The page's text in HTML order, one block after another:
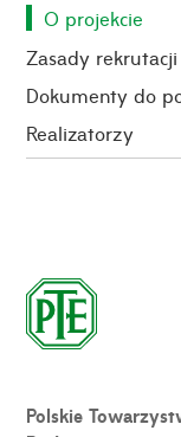
O projekcie
Zasady rekrutacji
Dokumenty do
Realizatorzy
Polskie